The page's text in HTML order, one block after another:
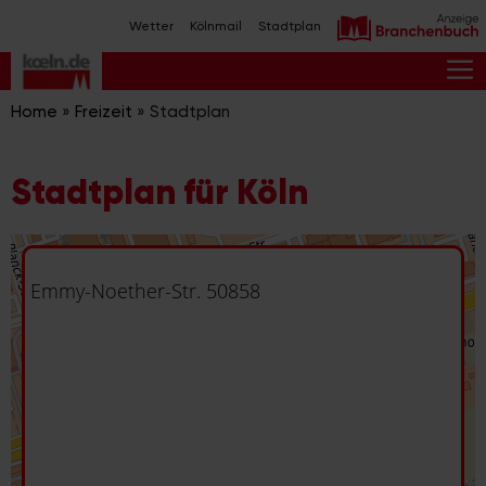
Inhalt
springen
Wetter Kölnmail Stadtplan
Home » Freizeit » Stadtplan
Stadtplan für Köln